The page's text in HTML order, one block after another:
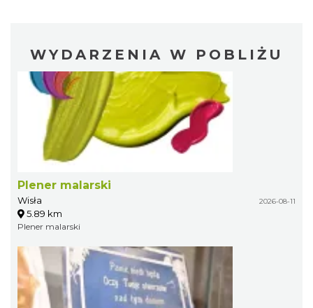
WYDARZENIA W POBLIŻU
Plener malarski
Wisła 2026-08-11
5.89 km
Plener malarski